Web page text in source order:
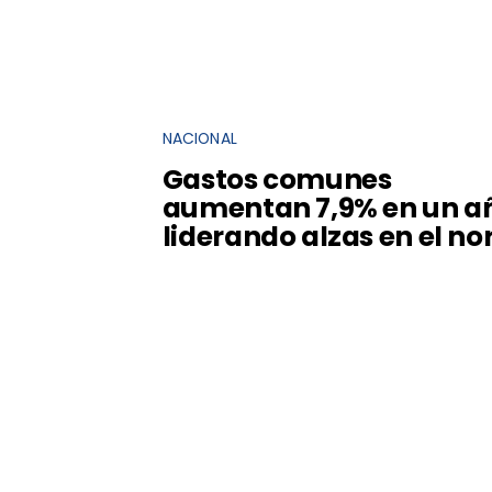
NACIONAL
Gastos comunes
aumentan 7,9% en un
liderando alzas en el